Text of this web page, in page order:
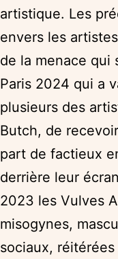
artistique. Les
envers les
de la menace qui
Paris 2024 qui a
plusieurs des
Butch, de
part de factieux
derrière leur
2023 les Vulves
misogynes,
sociaux,